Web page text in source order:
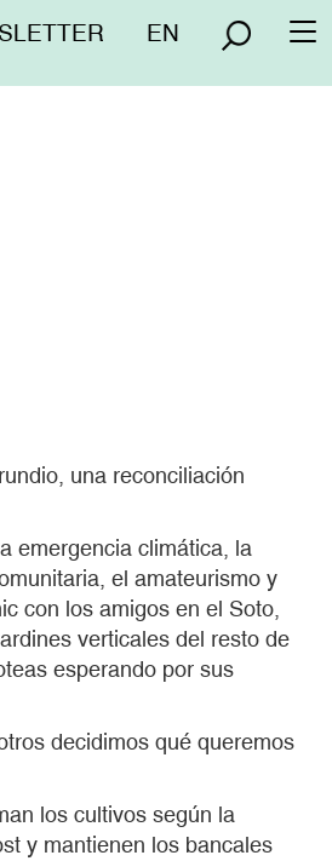
EN
una reconciliación
emergencia climática, la
el amateurismo y
con los amigos en el Soto,
verticales del resto de
esperando por sus
decidimos qué queremos
los cultivos según la
y mantienen los bancales